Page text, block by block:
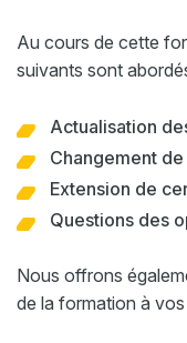
Au cours de cette
suivants sont
Actualisation
Changement
Extension de
Questions des
Nous offrons
de la formation à